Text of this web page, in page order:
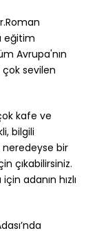
eğitim
Avrupa'nın
sevilen
kafe ve
bilgili
neredeyse bir
çıkabilirsiniz.
adanın hızlı